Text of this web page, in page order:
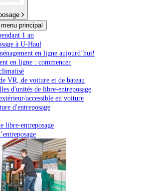
principal
1 an
à U-Haul
en ligne aujourd’hui!
en ligne : commencer
VR, de voiture et de bateau
d'unités de libre-entreposage
accessible en voiture
d'entreposage
libre-entreposage